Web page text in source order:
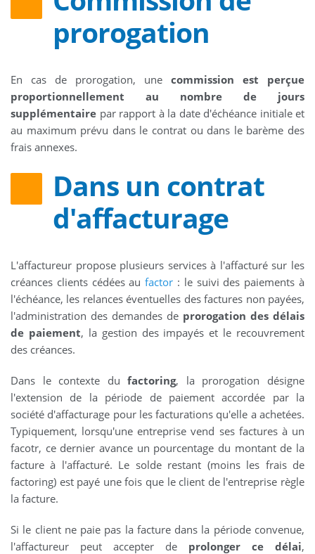
prorogation
En cas de prorogation, une commission est perçue
proportionnellement au nombre de jours
supplémentaire par rapport à la date d'échéance initiale et
au maximum prévu dans le contrat ou dans le barème des
frais annexes.
Dans un contrat
d'affacturage
L'affactureur propose plusieurs services à l'affacturé sur les
créances clients cédées aufactor : le suivi des paiements à
l'échéance, les relances éventuelles des factures non payées,
l'administration des demandes de prorogation des délais
de paiement, la gestion des impayés et le recouvrement
des créances.
Dans le contexte dufactoring, la prorogation désigne
l'extension de la période de paiement accordée par la
société d'affacturage pour les facturations qu'elle a achetées.
Typiquement, lorsqu'une entreprise vend ses factures à un
facotr, ce dernier avance un pourcentage du montant de la
facture à l'affacturé. Le solde restant (moins les frais de
factoring) est payé une fois que le client de l'entreprise règle
la facture.
Si le client ne paie pas la facture dans la période convenue,
l'affactureur peut accepter de prolonger ce délai,